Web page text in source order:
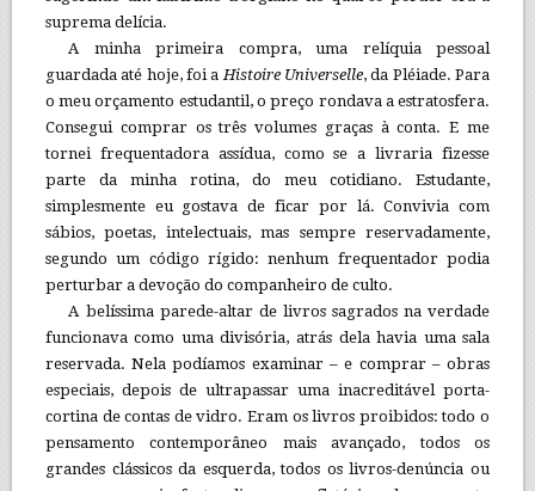
suprema delícia.
A minha primeira compra, uma relíquia pessoal
guardada até hoje, foi aHistoire Universelle, da Pléiade. Para
o meu orçamento estudantil, o preço rondava a estratosfera.
Consegui comprar os três volumes graças à conta. E me
tornei frequentadora assídua, como se a livraria fizesse
parte da minha rotina, do meu cotidiano. Estudante,
simplesmente eu gostava de ficar por lá. Convivia com
sábios, poetas, intelectuais, mas sempre reservadamente,
segundo um código rígido: nenhum frequentador podia
perturbar a devoção do companheiro de culto.
A belíssima parede-altar de livros sagrados na verdade
funcionava como uma divisória, atrás dela havia uma sala
reservada. Nela podíamos examinar – e comprar – obras
especiais, depois de ultrapassar uma inacreditável porta-
cortina de contas de vidro. Eram os livros proibidos: todo o
pensamento contemporâneo mais avançado, todos os
grandes clássicos da esquerda, todos os livros-denúncia ou